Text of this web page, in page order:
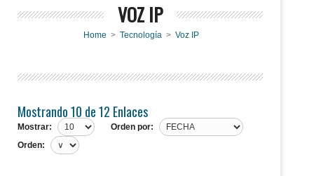
VOZ IP
Home > Tecnología > Voz IP
Mostrando 10 de 12 Enlaces
Mostrar:
Orden por:
Orden: